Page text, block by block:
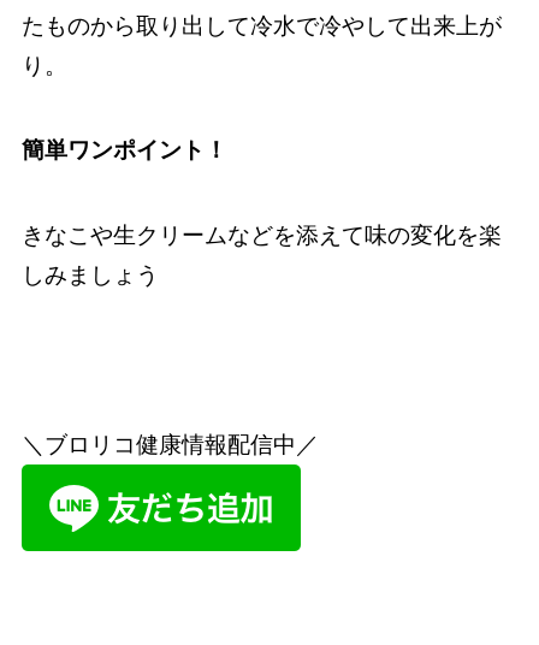
たものから取り出して冷水で冷やして出来上が
り。
簡単ワンポイント！
きなこや生クリームなどを添えて味の変化を楽
しみましょう
＼ブロリコ健康情報配信中／